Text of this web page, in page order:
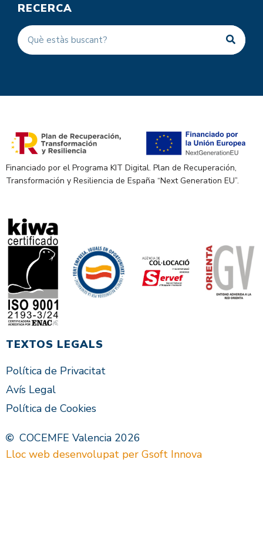
RECERCA
Financiado por el Programa KIT Digital. Plan de Recuperación,
Transformación y Resiliencia de España “Next Generation EU”.
TEXTOS LEGALS
Política de Privacitat
Avís Legal
Política de Cookies
COCEMFE Valencia 2026
Lloc web desenvolupat per Gsoft Innova